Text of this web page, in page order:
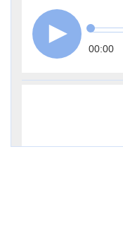
00:00